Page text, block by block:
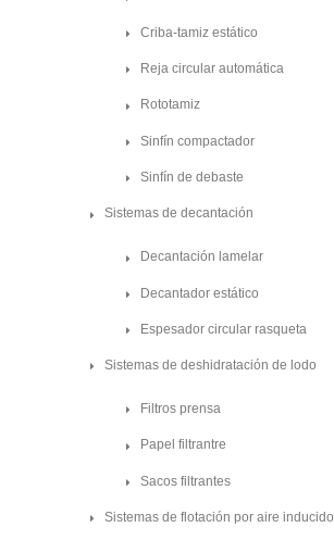
Criba-tamiz estático
Reja circular automática
Rototamiz
Sinfín compactador
Sinfín de debaste
Sistemas de decantación
Decantación lamelar
Decantador estático
Espesador circular rasqueta
Sistemas de deshidratación de lodo
Filtros prensa
Papel filtrantre
Sacos filtrantes
Sistemas de flotación por aire inducido